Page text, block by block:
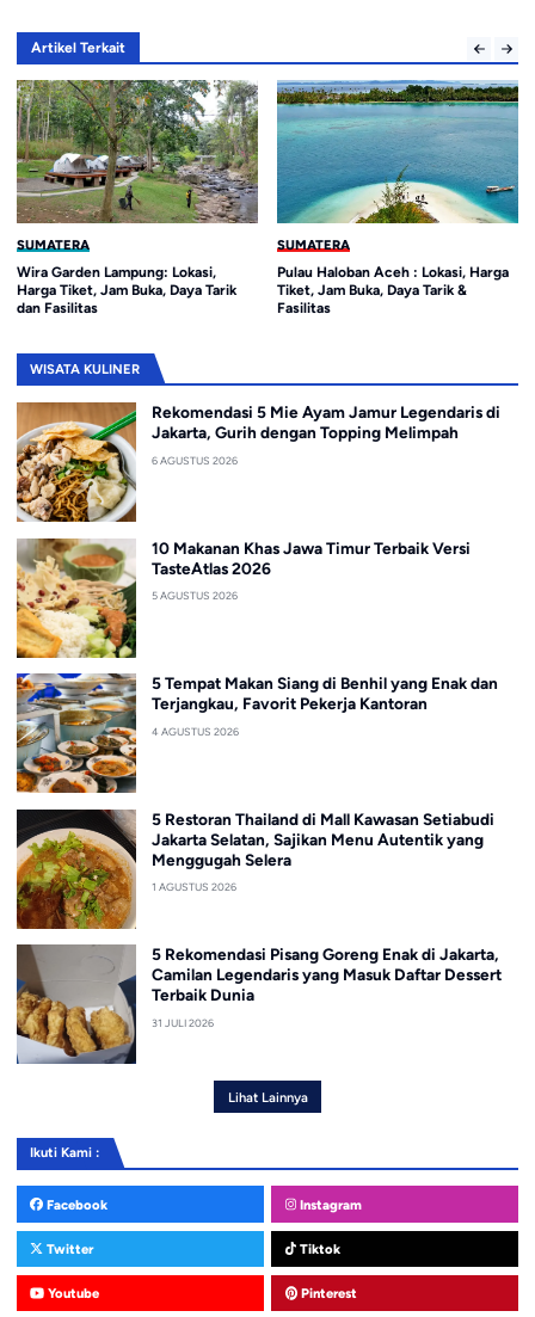
Artikel Terkait
SUMATERA
Wira Garden Lampung: Lokasi,
Harga Tiket, Jam Buka, Daya Tarik
dan Fasilitas
SUMATERA
Pulau Haloban Aceh : Lokasi, Harga
Tiket, Jam Buka, Daya Tarik &
Fasilitas
WISATA KULINER
Rekomendasi 5 Mie Ayam Jamur Legendaris di
Jakarta, Gurih dengan Topping Melimpah
6 AGUSTUS 2026
10 Makanan Khas Jawa Timur Terbaik Versi
TasteAtlas 2026
5 AGUSTUS 2026
5 Tempat Makan Siang di Benhil yang Enak dan
Terjangkau, Favorit Pekerja Kantoran
4 AGUSTUS 2026
5 Restoran Thailand di Mall Kawasan Setiabudi
Jakarta Selatan, Sajikan Menu Autentik yang
Menggugah Selera
1 AGUSTUS 2026
5 Rekomendasi Pisang Goreng Enak di Jakarta,
Camilan Legendaris yang Masuk Daftar Dessert
Terbaik Dunia
31 JULI 2026
Lihat Lainnya
Ikuti Kami :
Facebook Instagram
Twitter Tiktok
Youtube Pinterest